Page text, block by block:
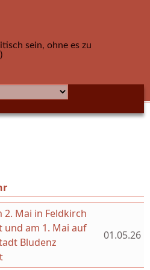
sein, ohne es zu
Reiter)
2. Mai in Feldkirch
und am 1. Mai auf
Bludenz
01.05.26